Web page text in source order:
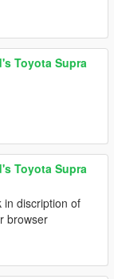
Toyota Supra
Toyota Supra
in discription of
browser